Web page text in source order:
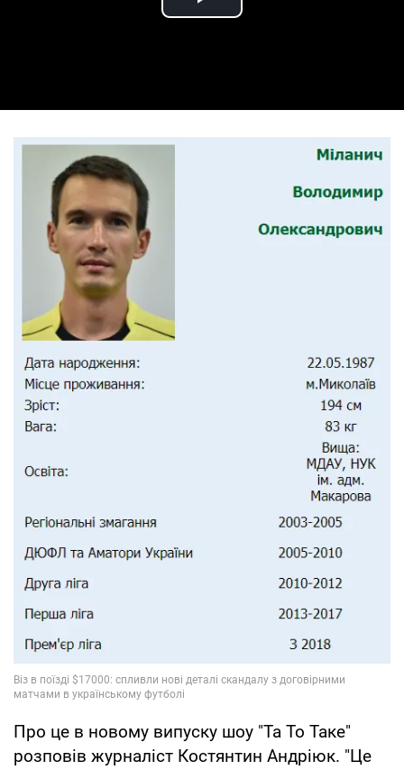
Play Video
Про це в новому випуску шоу "Та То Таке"
розповів журналіст Костянтин Андріюк. "Це